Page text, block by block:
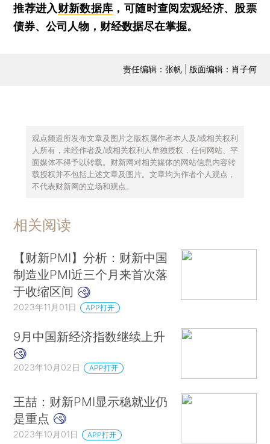
推荐进入财新数据库 ，可随时查阅宏观经济、股票
债券、公司人物，财经数据尽在掌握。
责任编辑：张帆 | 版面编辑：肖子何
观点频道所发布文章及图片之版权属作者本人及/或相关权利
人所有，未经作者及/或相关权利人单独授权，任何网站、平
面媒体不得予以转载。财新网对相关媒体的网站信息内容转
载授权并不包括上述文章及图片。文章均为作者个人观点，
不代表财新网的立场和观点。
相关阅读
【财新PMI】分析：财新中国
制造业PMI近三个月来首次落
于收缩区间
2023年11月01日 APP打开
9月中国新经济指数继续上升
2023年10月02日 APP打开
王喆：财新PMI显示稳就业仍
是重点
2023年10月01日 APP打开